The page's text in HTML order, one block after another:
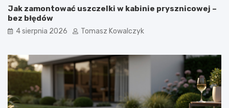
Jak zamontować uszczelki w kabinie prysznicowej –
bez błędów
4 sierpnia 2026 Tomasz Kowalczyk